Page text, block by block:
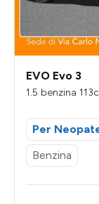
EVO Evo 3
Per
Benzina